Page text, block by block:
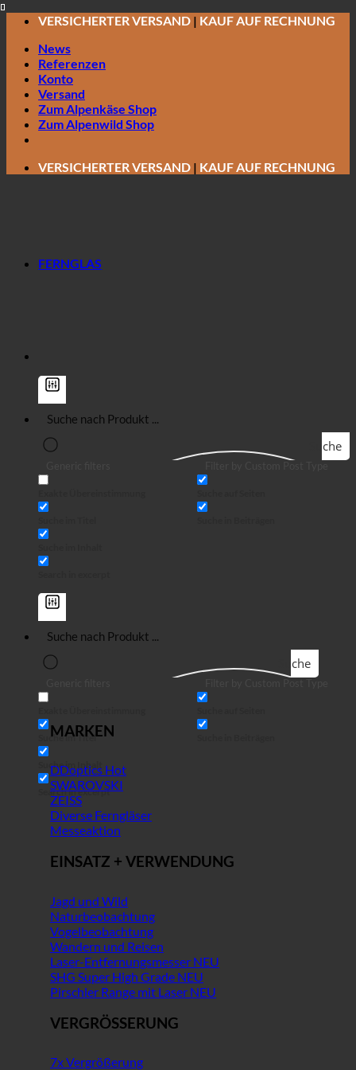
Zum
springen
VERSICHERTER VERSAND | KAUF AUF RECHNUNG
News
Referenzen
Konto
Versand
Zum Alpenkäse Shop
Zum Alpenwild Shop
VERSICHERTER VERSAND | KAUF AUF RECHNUNG
Suche
Suche
Suche im Titel
Suche im Inhalt
Search in excerpt
FERNGLAS
MARKEN
DDoptics
SWAROVSKI
ZEISS
Diverse Ferngläser
Messeaktion
EINSATZ + VERWENDUNG
Jagd und Wild
Naturbeobachtung
Vogelbeobachtung
Wandern und Reisen
Laser-Entfernungsmesser
SHG Super High Grade
Pirschler Range mit Laser
VERGRÖSSERUNG
7x Vergrößerung